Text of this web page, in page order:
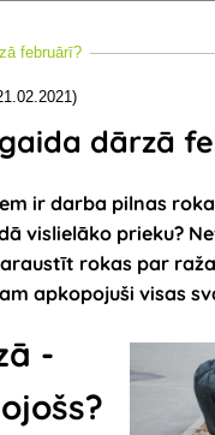
februārī?
dārzā
ir darba pilnas
vislielāko prieku?
rokas par
apkopojuši visas
-